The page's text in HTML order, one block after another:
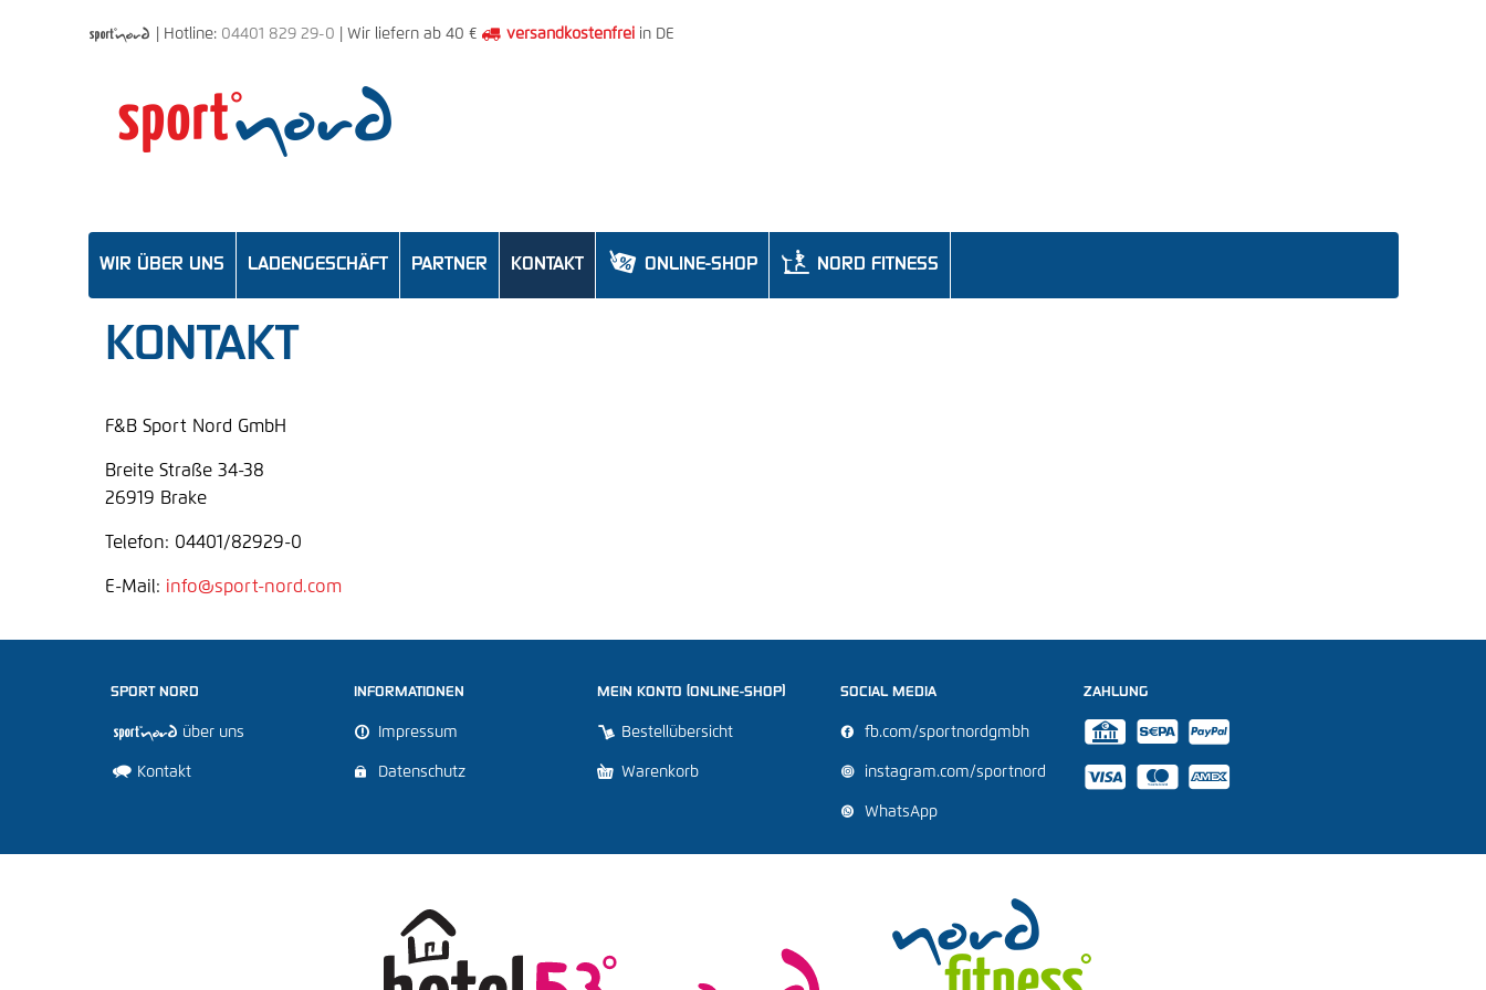
 | Hotline: 04401 829 29-0 | Wir liefern ab 40 €  versandkostenfrei in DE
WIR ÜBER UNS LADENGESCHÄFT PARTNER KONTAKT  ONLINE-SHOP  NORD FITNESS
KONTAKT
F&B Sport Nord GmbH
Breite Straße 34-38
26919 Brake
Telefon: 04401/82929-0
E-Mail: info@sport-nord.com
SPORT NORD
 über uns
 Kontakt
INFORMATIONEN
 Impressum
 Datenschutz
MEIN KONTO (ONLINE-SHOP)
 Bestellübersicht
 Warenkorb
SOCIAL MEDIA
 fb.com/sportnordgmbh
 instagram.com/sportnord
 WhatsApp
ZAHLUNG
  
  